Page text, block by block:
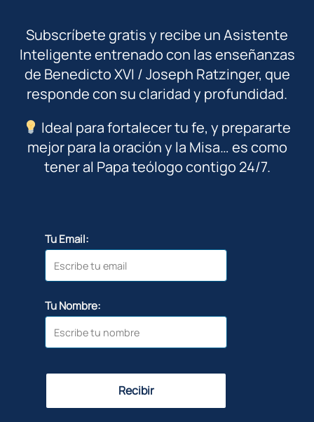
Subscríbete gratis y recibe un Asistente
Inteligente entrenado con las enseñanzas
de Benedicto XVI / Joseph Ratzinger, que
responde con su claridad y profundidad.
Ideal para fortalecer tu fe, y prepararte
mejor para la oración y la Misa… es como
tener al Papa teólogo contigo 24/7.
Tu Email:
Tu Nombre:
Recibir